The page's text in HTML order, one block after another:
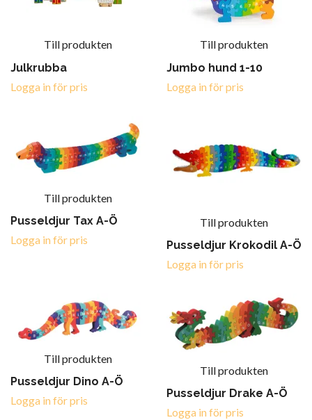
Till produkten
Julkrubba
Logga in för pris
Till produkten
Jumbo hund 1-10
Logga in för pris
Till produkten
Pusseldjur Tax A-Ö
Logga in för pris
Till produkten
Pusseldjur Krokodil A-Ö
Logga in för pris
Till produkten
Pusseldjur Dino A-Ö
Logga in för pris
Till produkten
Pusseldjur Drake A-Ö
Logga in för pris